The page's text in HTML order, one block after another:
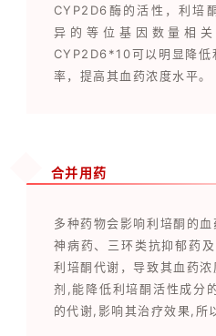
CYP2D6酶的活性，利培
异的等位基因数量相
CYP2D6*10可以明显降低
率，提高其血药浓度水平。
合并用药
多种药物会影响利培酮的
神病药、三环类抗抑郁药
利培酮代谢，导致其血药
剂,能降低利培酮活性成分
的代谢,影响其治疗效果,所